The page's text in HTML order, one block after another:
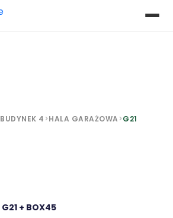
BUDYNEK 4>HALA GARAŻOWA>G21
G21 + BOX45